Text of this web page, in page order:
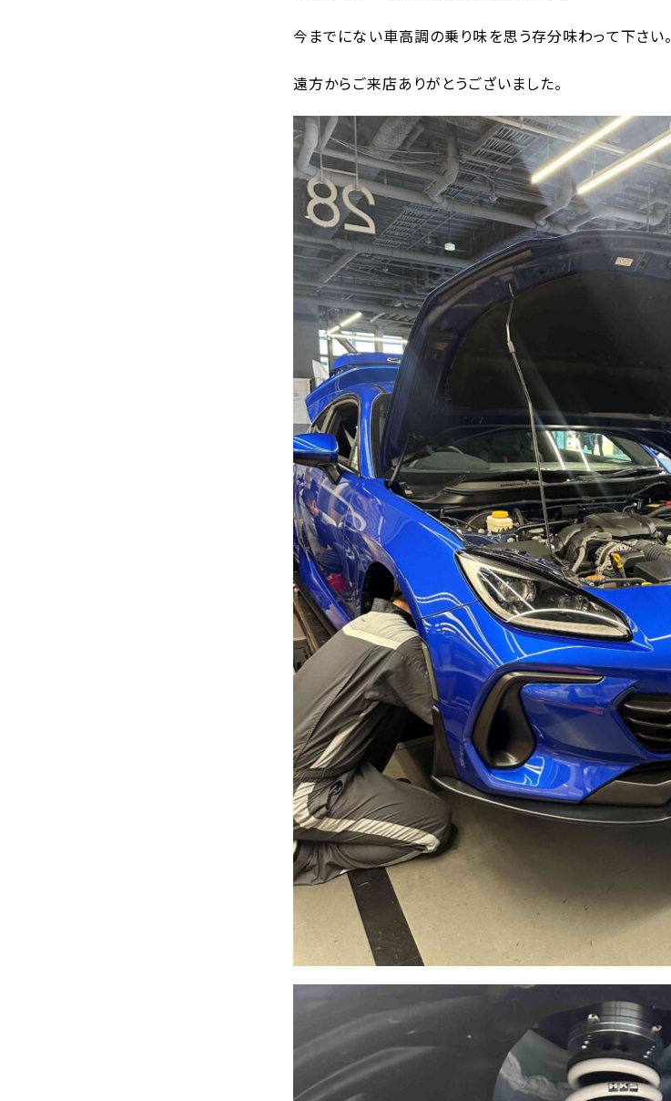
今までにない車高調の乗り味を思う存分味わって下さい。
遠方からご来店ありがとうございました。